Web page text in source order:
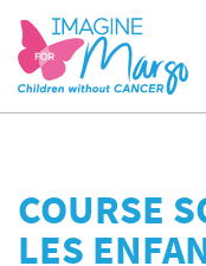
COURSE
LES